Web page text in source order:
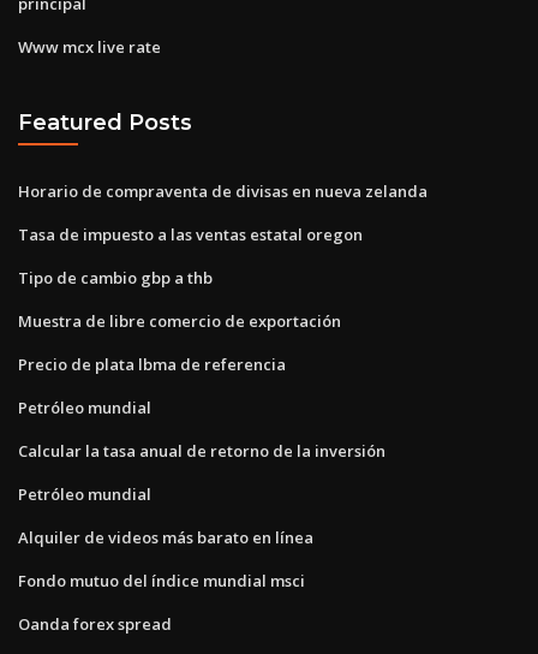
Www mcx live rate
Featured Posts
Horario de compraventa de divisas en nueva zelanda
Tasa de impuesto a las ventas estatal oregon
Tipo de cambio gbp a thb
Muestra de libre comercio de exportación
Precio de plata lbma de referencia
Petróleo mundial
Calcular la tasa anual de retorno de la inversión
Petróleo mundial
Alquiler de videos más barato en línea
Fondo mutuo del índice mundial msci
Oanda forex spread